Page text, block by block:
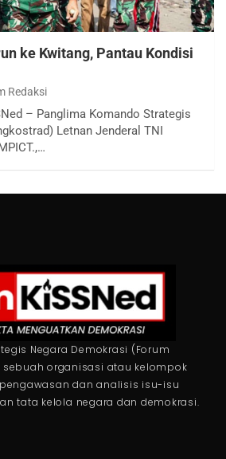
ke Kwitang, Pantau Kondisi
Redaksi
– Panglima Komando Strategis
Letnan Jenderal TNI
Negara Demokrasi (Forum
sebuah organisasi atau kelompok
dan analisis isu-isu
tata kelola negara dan demokrasi.